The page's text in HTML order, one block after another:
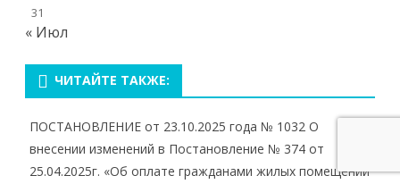
31
« Июл
ЧИТАЙТЕ ТАКЖЕ:
ПОСТАНОВЛЕНИЕ от 23.10.2025 года № 1032 О
внесении изменений в Постановление № 374 от
25.04.2025г. «Об оплате гражданами жилых помещений